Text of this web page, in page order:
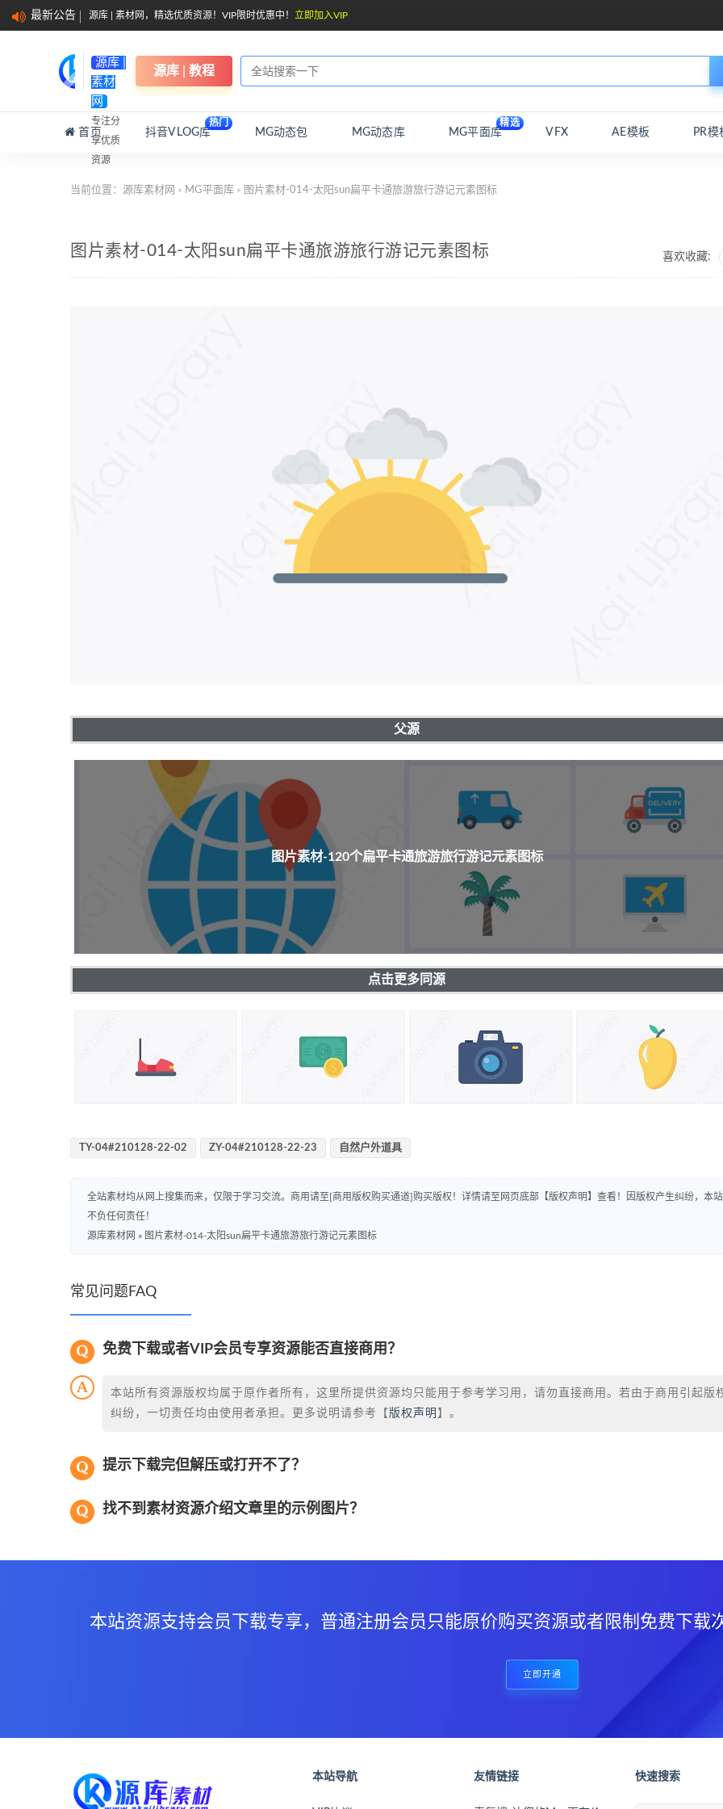
最新公告 源库 | 素材网，精选优质资源！VIP限时优惠中！ 立即加入VIP
源库 |
素材
网
专注分
享优质
资源
源库 | 教程
首页 抖音VLOG库
热门
MG动态包 MG动态库 MG平面库
精选
VFX AE模板 PR模
当前位置： 源库素材网 > MG平面库 > 图片素材-014-太阳sun扁平卡通旅游旅行游记元素图标
喜欢收藏:
图片素材-014-太阳sun扁平卡通旅游旅行游记元素图标
父源
图片素材-120个扁平卡通旅游旅行游记元素图标
点击更多同源
TY-04#210128-22-02 ZY-04#210128-22-23 自然户外道具
全站素材均从网上搜集而来，仅限于学习交流。商用请至[商用版权购买通道]购买版权！详情请至网页底部【版权声明】查看！因版权产生纠纷，本站
不负任何责任！
源库素材网 » 图片素材-014-太阳sun扁平卡通旅游旅行游记元素图标
常见问题FAQ
免费下载或者VIP会员专享资源能否直接商用？
本站所有资源版权均属于原作者所有，这里所提供资源均只能用于参考学习用，请勿直接商用。若由于商用引起版
纠纷，一切责任均由使用者承担。更多说明请参考【 版权声明 】。
提示下载完但解压或打开不了？
找不到素材资源介绍文章里的示例图片？
本站资源支持会员下载专享，普通注册会员只能原价购买资源或者限制免费下载
立即开通
本站导航 友情链接 快速搜索